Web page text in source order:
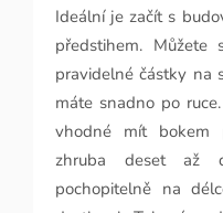
Ideální je začít s
předstihem. Můžete
pravidelné částky na
máte snadno po
vhodné mít bokem
zhruba deset až
pochopitelně na